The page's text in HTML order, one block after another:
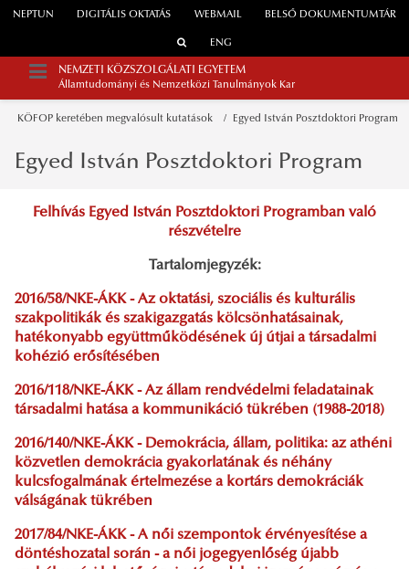
WEBMAIL
NEPTUN DIGITÁLIS OKTATÁS BELSŐ DOKUMENTUMTÁR
ENG
NEMZETI KÖZSZOLGÁLATI EGYETEM
Államtudományi és Nemzetközi Tanulmányok Kar
KÖFOP keretében megvalósult kutatások Egyed István Posztdoktori Program
Egyed István Posztdoktori Program
Felhívás Egyed István Posztdoktori Programban való
részvételre
Tartalomjegyzék:
2016/58/NKE-ÁKK - Az oktatási, szociális és kulturális
szakpolitikák és szakigazgatás kölcsönhatásainak,
hatékonyabb együttműködésének új útjai a társadalmi
kohézió erősítésében
2016/118/NKE-ÁKK - Az állam rendvédelmi feladatainak
társadalmi hatása a kommunikáció tükrében (1988-2018)
2016/140/NKE-ÁKK - Demokrácia, állam, politika: az athéni
közvetlen demokrácia gyakorlatának és néhány
kulcsfogalmának értelmezése a kortárs demokráciák
válságának tükrében
2017/84/NKE-ÁKK - A női szempontok érvényesítése a
döntéshozatal során - a női jogegyenlőség újabb